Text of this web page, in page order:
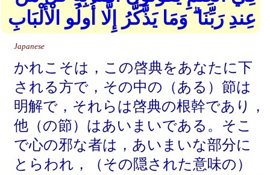
عِندِ رَبِّنَا ۗ وَمَا يَذَّكَّرُ إِلَّا أُولُو الْأَلْبَابِ
Japanese
かれこそは，この啓典をあなたに下
される方で，その中の（ある）節は
明解で，それらは啓典の根幹であり，
他（の節）はあいまいである。そこ
で心の邪な者は，あいまいな部分に
とらわれ，（その隠された意味の）